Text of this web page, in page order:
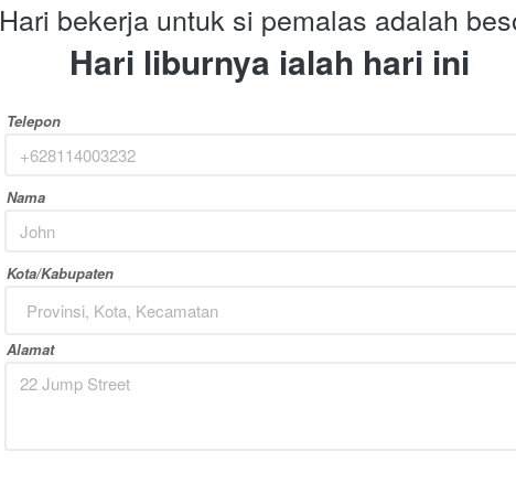
Hari bekerja untuk si pemalas adalah
Hari liburnya ialah hari ini
Telepon
Nama
Kota/Kabupaten
Provinsi, Kota, Kecamatan
Alamat